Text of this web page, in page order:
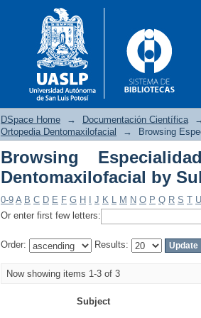
Browsing Especialidad
DSpace Home → Documentación Científica
Ortopedia Dentomaxilofacial
→ Browsing
Browsing
Dentomaxilofacial by
0-9 A B C D E F G H J K L M N O P Q R S T U
Or enter first few letters:
Order: Results:
Now showing items 1-3 of 3
Subject